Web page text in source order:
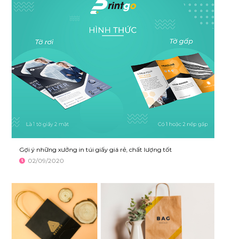
Gợi ý những xưởng in túi giấy giá rẻ, chất lượng tốt
02/09/2020